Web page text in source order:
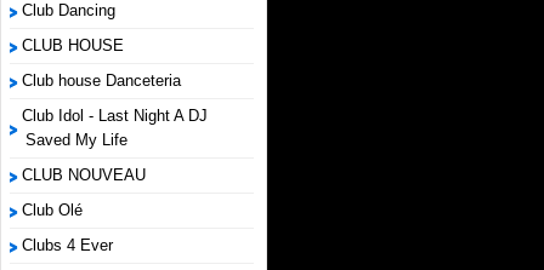
Club Dancing
CLUB HOUSE
Club house Danceteria
Club Idol - Last Night A DJ
Saved My Life
CLUB NOUVEAU
Club Olé
Clubs 4 Ever